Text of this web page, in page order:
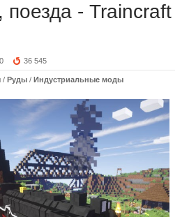
поезда - Traincraft
36 545
/ Руды / Индустриальные моды